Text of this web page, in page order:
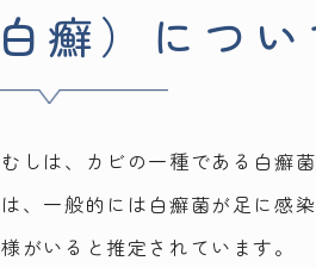
癬）につ
しは、カビの一種である白癬
は、一般的には白癬菌が足に感
がいると推定されています。